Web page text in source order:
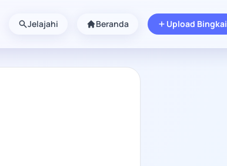
Jelajahi Beranda Upload Bingkai